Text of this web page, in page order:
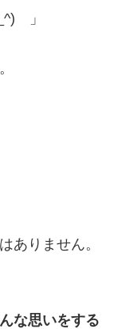
」
ありません。
な思いをする